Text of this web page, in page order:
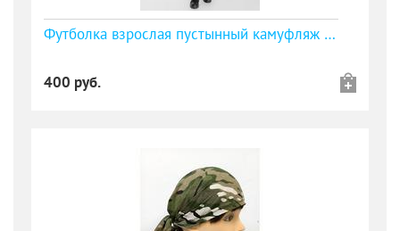
Футболка взрослая пустынный камуфляж (DPM)
400 руб.